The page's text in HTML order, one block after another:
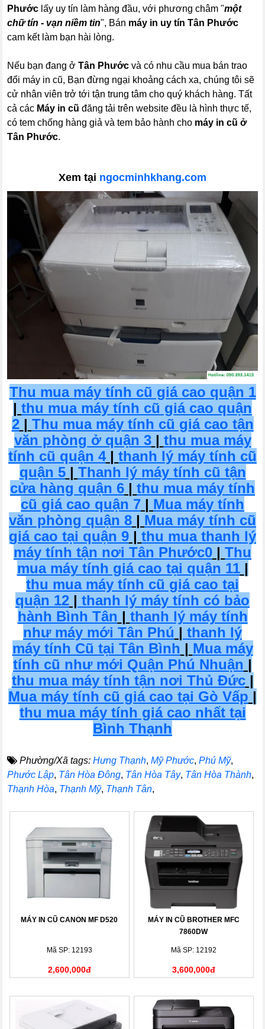
Phước lấy uy tín làm hàng đầu, với phương châm "một
chữ tín - vạn niềm tin", Bán máy in uy tín Tân Phước
cam kết làm bạn hài lòng.
Nếu bạn đang ởTân Phước và có nhu cầu mua bán trao
đổi máy in cũ, Bạn đừng ngại khoảng cách xa, chúng tôi sẽ
cử nhân viên trở tới tận trung tâm cho quý khách hàng. Tất
cả các Máy in cũ đăng tải trên website đều là hình thực tế,
có tem chống hàng giả và tem bảo hành cho máy in cũ ở
Tân Phước.
Xem tại ngocminhkhang.com
Thu mua máy tính cũ giá cao quận 1
| thu mua máy tính cũ giá cao quận
2 | Thu mua máy tính cũ giá cao tận
văn phòng ở quận 3 | thu mua máy
tính cũ quận 4 | thanh lý máy tính cũ
quận 5 | Thanh lý máy tính cũ tận
cửa hàng quận 6 | thu mua máy tính
cũ giá cao quận 7 | Mua máy tính
văn phòng quận 8 | Mua máy tính cũ
giá cao tại quận 9 | thu mua thanh lý
máy tính tận nơi Tân Phước0 | Thu
mua máy tính giá cao tại quận 11 |
thu mua máy tính cũ giá cao tại
quận 12 | thanh lý máy tính có bảo
hành Bình Tân | thanh lý máy tính
như máy mới Tân Phú | thanh lý
máy tính Cũ tại Tân Bình | Mua máy
tính cũ như mới Quận Phú Nhuận |
thu mua máy tính tận nơi Thủ Đức|
Mua máy tính cũ giá cao tại Gò Vấp |
thu mua máy tính giá cao nhất tại
Bình Thạnh
Phường/Xã tags: Hưng Thạnh,Mỹ Phước,Phú Mỹ,
Phước Lập, Tân Hòa Đông, Tân Hòa Tây, Tân Hòa Thành,
Thạnh Hòa, Thạnh Mỹ, Thạnh Tân,
MÁY IN CŨ CANON MF D520
Mã SP: 12193
2,600,000đ
MÁY IN CŨ BROTHER MFC
7860DW
Mã SP: 12192
3,600,000đ